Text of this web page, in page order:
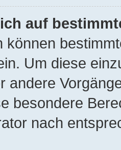
auf
können
Um diese
andere
besondere
nach